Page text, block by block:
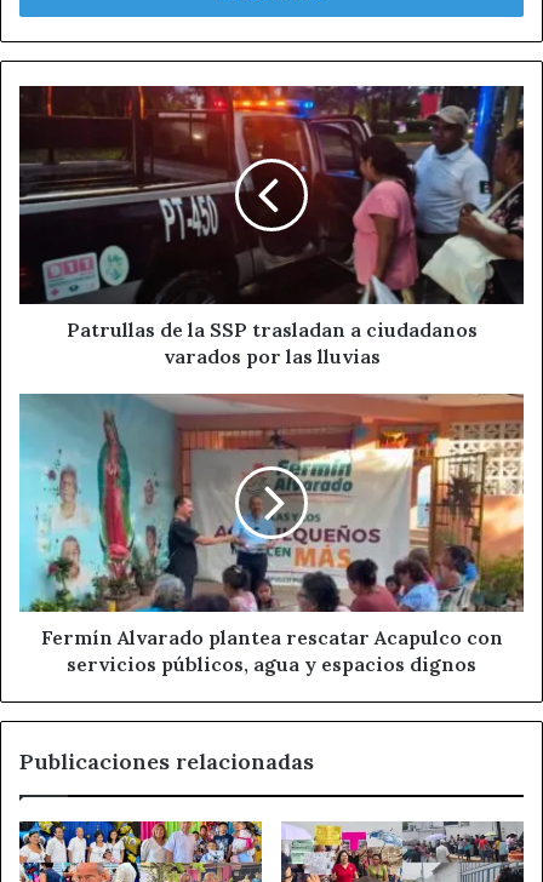
Patrullas
de
SSP
trasladan
ciudadanos
varados
por
Patrullas de la SSP trasladan a ciudadanos
varados por las lluvias
plantea
rescatar
Acapulco
con
servicios
públicos,
agua
espacios
Fermín Alvarado plantea rescatar Acapulco con
servicios públicos, agua y espacios dignos
Publicaciones relacionadas